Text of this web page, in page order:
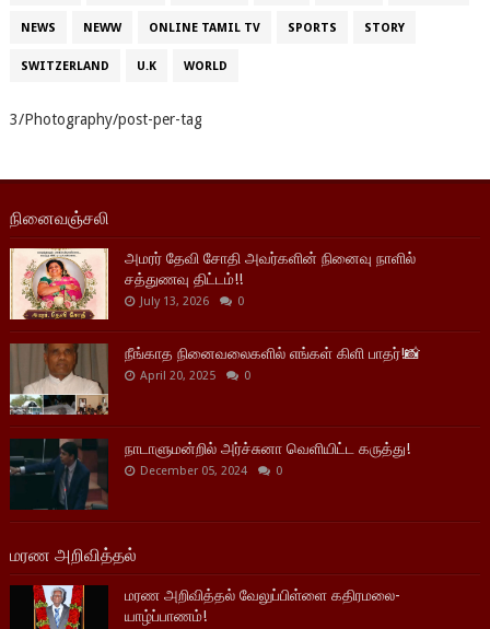
NEWS NEWW ONLINE TAMIL TV SPORTS STORY
SWITZERLAND U.K WORLD
3/Photography/post-per-tag
நினைவஞ்சலி
அமரர் தேவி சோதி அவர்களின் நினைவு நாளில்
சத்துணவு திட்டம்!!
July 13, 2026 0
நீங்காத நினைவலைகளில் எங்கள் கிளி பாதர்!📸
April 20, 2025 0
நாடாளுமன்றில் அர்ச்சுனா வெளியிட்ட கருத்து!
December 05, 2024 0
மரண அறிவித்தல்
மரண அறிவித்தல் வேலுப்பிள்ளை கதிரமலை-
யாழ்ப்பாணம்!